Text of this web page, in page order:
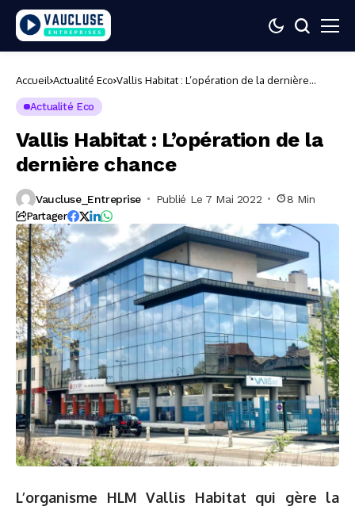
Accueil Actualité Eco Vallis Habitat : L’opération de la dernière
Actualité Eco
Vallis Habitat : L’opération de la
dernière chance
Vaucluse_Entreprise Publié Le 7 Mai 2022 8 Min
Partager
L’organisme HLM Vallis Habitat qui gère la